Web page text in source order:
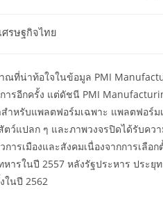
เศรษฐกิจไทย
ที่น่าท้อใจในข้อมูล PMI
ารอีกครั้ง แต่ดัชนี PMI
ำหรับแพลตฟอร์มเฉพาะ แพลตฟอร์ม
ว์แปลก ๆ และภาพวงจรปิดได้รับคว
ารเมืองและสังคมเนื่องจากการเลือ
ารในปี 2557 หลังรัฐประหาร ประ
ในปี 2562